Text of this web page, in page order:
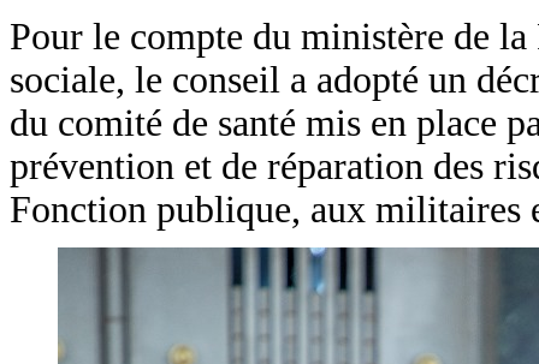
Pour le compte du ministère de
sociale, le conseil a adopté un
du comité de santé mis en place
prévention et de réparation des
Fonction publique, aux militaires